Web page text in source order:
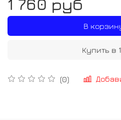
(0)
1 760 руб
В
Купить в